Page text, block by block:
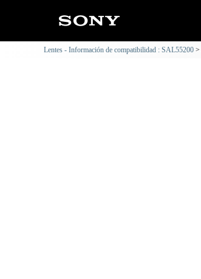
Lentes - Información de compatibilidad : SAL55200